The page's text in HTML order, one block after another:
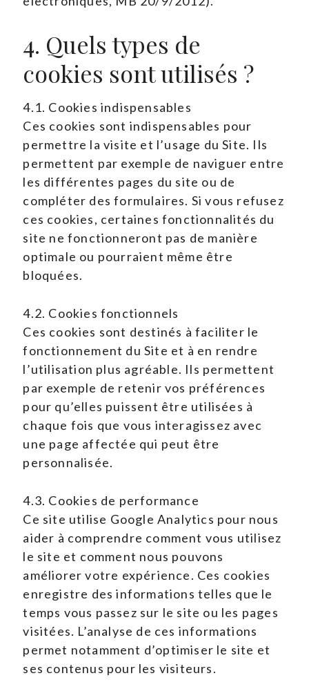
4. Quels types de
cookies sont utilisés ?
4.1. Cookies indispensables
Ces cookies sont indispensables pour
permettre la visite et l’usage du Site. Ils
permettent par exemple de naviguer entre
les différentes pages du site ou de
compléter des formulaires. Si vous refusez
ces cookies, certaines fonctionnalités du
site ne fonctionneront pas de manière
optimale ou pourraient même être
bloquées.
4.2. Cookies fonctionnels
Ces cookies sont destinés à faciliter le
fonctionnement du Site et à en rendre
l’utilisation plus agréable. Ils permettent
par exemple de retenir vos préférences
pour qu’elles puissent être utilisées à
chaque fois que vous interagissez avec
une page affectée qui peut être
personnalisée.
4.3. Cookies de performance
Ce site utilise Google Analytics pour nous
aider à comprendre comment vous utilisez
le site et comment nous pouvons
améliorer votre expérience. Ces cookies
enregistre des informations telles que le
temps vous passez sur le site ou les pages
visitées. L’analyse de ces informations
permet notamment d’optimiser le site et
ses contenus pour les visiteurs.